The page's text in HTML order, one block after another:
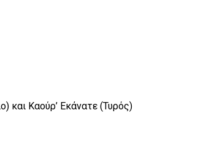
και Καούρ’ Εκάνατε (Τυρός)